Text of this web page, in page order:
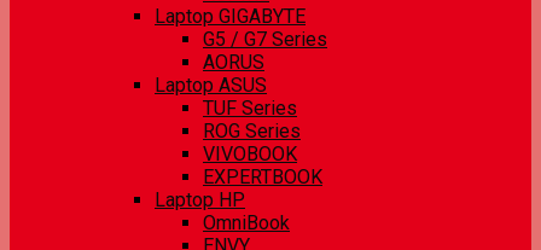
Laptop GIGABYTE
G5 / G7 Series
AORUS
Laptop ASUS
TUF Series
ROG Series
VIVOBOOK
EXPERTBOOK
Laptop HP
OmniBook